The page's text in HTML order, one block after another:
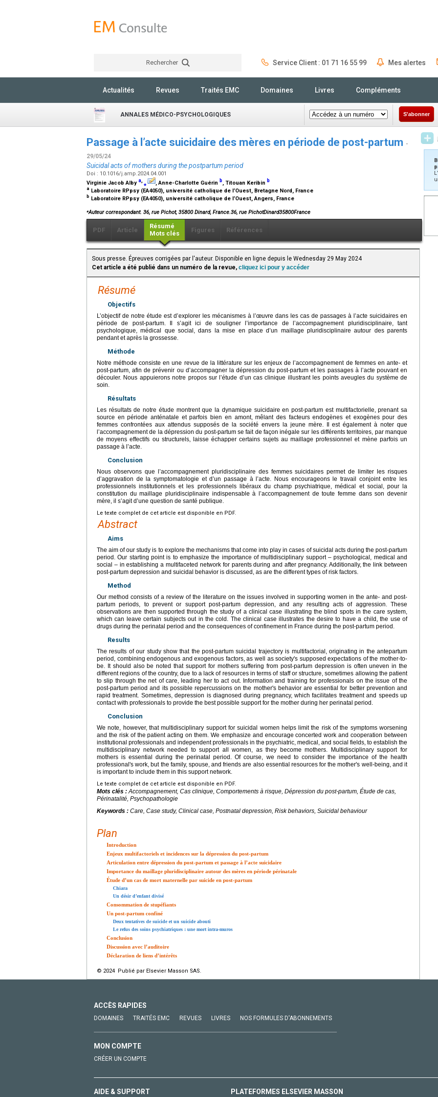
Rechercher Service Client : 01 71 16 55 99 Mes alertes
Actualités Revues Traités EMC Domaines Livres Compléments
ANNALES MÉDICO-PSYCHOLOGIQUES S'abonner
Passage à l’acte suicidaire des mères en période de post-partum -
29/05/24
Suicidal acts of mothers during the postpartum period
Doi : 10.1016/j.amp.2024.04.001
Virginie Jacob Alby a,⁎ , Anne-Charlotte Guérin b, Titouan Keribin b
a Laboratoire RPpsy (EA4050), université catholique de l’Ouest, Bretagne Nord, France
b Laboratoire RPpsy (EA4050), université catholique de l’Ouest, Angers, France
⁎Auteur correspondant. 36, rue Pichot, 35800 Dinard, France.36, rue PichotDinard35800France
PDF Article
Résumé
Mots clés
Figures Références
Sous presse. Épreuves corrigées par l'auteur. Disponible en ligne depuis le Wednesday 29 May 2024
Cet article a été publié dans un numéro de la revue, cliquez ici pour y accéder
Résumé
Objectifs
L’objectif de notre étude est d’explorer les mécanismes à l’œuvre dans les cas de passages à l’acte suicidaires en
période de post-partum. Il s’agit ici de souligner l’importance de l’accompagnement pluridisciplinaire, tant
psychologique, médical que social, dans la mise en place d’un maillage pluridisciplinaire autour des parents
pendant et après la grossesse.
Méthode
Notre méthode consiste en une revue de la littérature sur les enjeux de l’accompagnement de femmes en ante- et
post-partum, afin de prévenir ou d’accompagner la dépression du post-partum et les passages à l’acte pouvant en
découler. Nous appuierons notre propos sur l’étude d’un cas clinique illustrant les points aveugles du système de
soin.
Résultats
Les résultats de notre étude montrent que la dynamique suicidaire en post-partum est multifactorielle, prenant sa
source en période anténatale et parfois bien en amont, mêlant des facteurs endogènes et exogènes pour des
femmes confrontées aux attendus supposés de la société envers la jeune mère. Il est également à noter que
l’accompagnement de la dépression du post-partum se fait de façon inégale sur les différents territoires, par manque
de moyens effectifs ou structurels, laisse échapper certains sujets au maillage professionnel et mène parfois un
passage à l’acte.
Conclusion
Nous observons que l’accompagnement pluridisciplinaire des femmes suicidaires permet de limiter les risques
d’aggravation de la symptomatologie et d’un passage à l’acte. Nous encourageons le travail conjoint entre les
professionnels institutionnels et les professionnels libéraux du champ psychiatrique, médical et social, pour la
constitution du maillage pluridisciplinaire indispensable à l’accompagnement de toute femme dans son devenir
mère, il s’agit d’une question de santé publique.
Le texte complet de cet article est disponible en PDF.
Abstract
Aims
The aim of our study is to explore the mechanisms that come into play in cases of suicidal acts during the post-partum
period. Our starting point is to emphasize the importance of multidisciplinary support – psychological, medical and
social – in establishing a multifaceted network for parents during and after pregnancy. Additionally, the link between
post-partum depression and suicidal behavior is discussed, as are the different types of risk factors.
Method
Our method consists of a review of the literature on the issues involved in supporting women in the ante- and post-
partum periods, to prevent or support post-partum depression, and any resulting acts of aggression. These
observations are then supported through the study of a clinical case illustrating the blind spots in the care system,
which can leave certain subjects out in the cold. The clinical case illustrates the desire to have a child, the use of
drugs during the perinatal period and the consequences of confinement in France during the post-partum period.
Results
The results of our study show that the post-partum suicidal trajectory is multifactorial, originating in the antepartum
period, combining endogenous and exogenous factors, as well as society's supposed expectations of the mother-to-
be. It should also be noted that support for mothers suffering from post-partum depression is often uneven in the
different regions of the country, due to a lack of resources in terms of staff or structure, sometimes allowing the patient
to slip through the net of care, leading her to act out. Information and training for professionals on the issue of the
post-partum period and its possible repercussions on the mother's behavior are essential for better prevention and
rapid treatment. Sometimes, depression is diagnosed during pregnancy, which facilitates treatment and speeds up
contact with professionals to provide the best possible support for the mother during her perinatal period.
Conclusion
We note, however, that multidisciplinary support for suicidal women helps limit the risk of the symptoms worsening
and the risk of the patient acting on them. We emphasize and encourage concerted work and cooperation between
institutional professionals and independent professionals in the psychiatric, medical, and social fields, to establish the
multidisciplinary network needed to support all women, as they become mothers. Multidisciplinary support for
mothers is essential during the perinatal period. Of course, we need to consider the importance of the health
professional's work, but the family, spouse, and friends are also essential resources for the mother's well-being, and it
is important to include them in this support network.
Le texte complet de cet article est disponible en PDF.
Mots clés :Accompagnement, Cas clinique, Comportements à risque, Dépression du post-partum, Étude de cas,
Périnatalité, Psychopathologie
Keywords : Care, Case study, Clinical case, Postnatal depression, Risk behaviors, Suicidal behaviour
Plan
Introduction
Enjeux multifactoriels et incidences sur la dépression du post-partum
Articulation entre dépression du post-partum et passage à l’acte suicidaire
Importance du maillage pluridisciplinaire autour des mères en période périnatale
Étude d’un cas de mort maternelle par suicide en post-partum
Chiara
Un désir d’enfant divisé
Consommation de stupéfiants
Un post-partum confiné
Deux tentatives de suicide et un suicide abouti
Le refus des soins psychiatriques : une mort intra-muros
Conclusion
Discussion avec l’auditoire
Déclaration de liens d’intérêts
© 2024 Publié par Elsevier Masson SAS.
ACCÈS RAPIDES
DOMAINES TRAITÉS EMC REVUES LIVRES NOS FORMULES D'ABONNEMENTS
MON COMPTE
CRÉER UN COMPTE
AIDE & SUPPORT PLATEFORMES ELSEVIER MASSON